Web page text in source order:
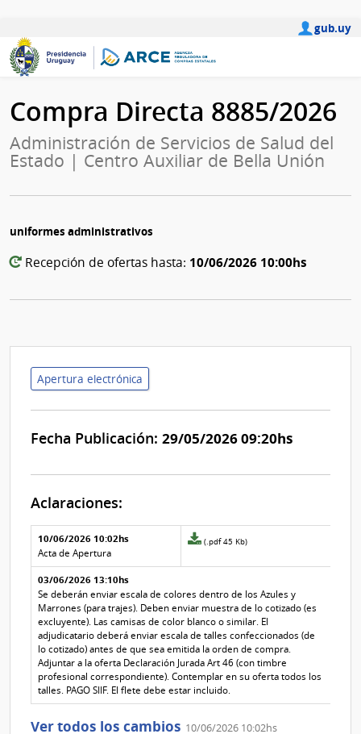
gub.uy
Compra Directa 8885/2026
Administración de Servicios de Salud del
Estado | Centro Auxiliar de Bella Unión
uniformes administrativos
Recepción de ofertas hasta: 10/06/2026 10:00hs
Apertura electrónica
Fecha Publicación: 29/05/2026 09:20hs
Aclaraciones:
Aclaraciones del llamado
Fecha y
texto de
la
aclaración
Archivo
de la
aclaración
10/06/2026 10:02hs
Acta de Apertura
Archivo
de
aclaración
Nº
1
(.pdf 45 Kb)
03/06/2026 13:10hs
Se deberán enviar escala de colores dentro de los Azules y
Marrones (para trajes). Deben enviar muestra de lo cotizado (es
excluyente). Las camisas de color blanco o similar. El
adjudicatario deberá enviar escala de talles confeccionados (de
lo cotizado) antes de que sea emitida la orden de compra.
Adjuntar a la oferta Declaración Jurada Art 46 (con timbre
profesional correspondiente). Contemplar en su oferta todos los
talles. PAGO SIIF. El flete debe estar incluido.
Ver todos los cambios 10/06/2026 10:02hs